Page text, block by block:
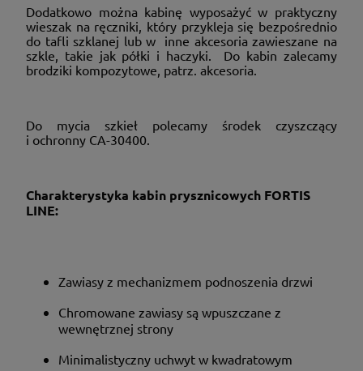
Dodatkowo można kabinę wyposażyć w praktyczny
wieszak na ręczniki, który przykleja się bezpośrednio
do tafli szklanej lub w inne akcesoria zawieszane na
szkle, takie jak półki i haczyki. Do kabin zalecamy
brodziki kompozytowe, patrz. akcesoria.
Do mycia szkieł polecamy środek czyszczący
i ochronny CA-30400.
Charakterystyka kabin prysznicowych FORTIS
LINE:
Zawiasy z mechanizmem podnoszenia drzwi
Chromowane zawiasy są wpuszczane z
wewnętrznej strony
Minimalistyczny uchwyt w kwadratowym